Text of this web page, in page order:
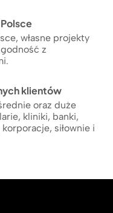
własne projekty
z
klientów
oraz duże
kliniki, banki,
siłownie i